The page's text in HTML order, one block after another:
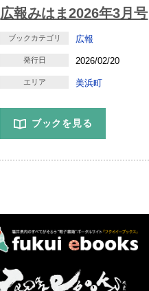
広報みはま2026年3月号
ブックカテゴリ 広報
発行日 2026/02/20
エリア 美浜町
ブックを見る